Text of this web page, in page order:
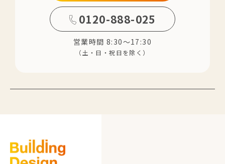
0120-888-025
営業時間 8:30～17:30
（土・日・祝日を除く）